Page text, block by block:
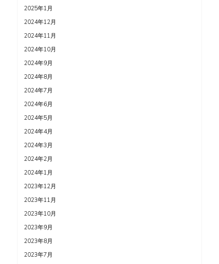
2025年1月
2024年12月
2024年11月
2024年10月
2024年9月
2024年8月
2024年7月
2024年6月
2024年5月
2024年4月
2024年3月
2024年2月
2024年1月
2023年12月
2023年11月
2023年10月
2023年9月
2023年8月
2023年7月